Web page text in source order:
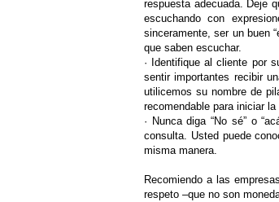
respuesta adecuada. Deje
escuchando con
sinceramente, ser un buen
que saben escuchar.
·
Identifique al cliente por
sentir importantes recibir
utilicemos su nombre de
recomendable para iniciar
· Nunca diga “No sé” o
consulta. Usted puede
misma manera.
Recomiendo a las
respeto –que no son